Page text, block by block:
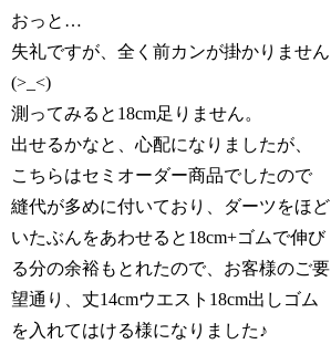
おっと…
失礼ですが、全く前カンが掛かりません
(>_<)
測ってみると18cm足りません。
出せるかなと、心配になりましたが、
こちらはセミオーダー商品でしたので
縫代が多めに付いており、ダーツをほど
いたぶんをあわせると18cm+ゴムで伸び
る分の余裕もとれたので、お客様のご要
望通り、丈14cmウエスト18cm出しゴム
を入れてはける様になりました♪